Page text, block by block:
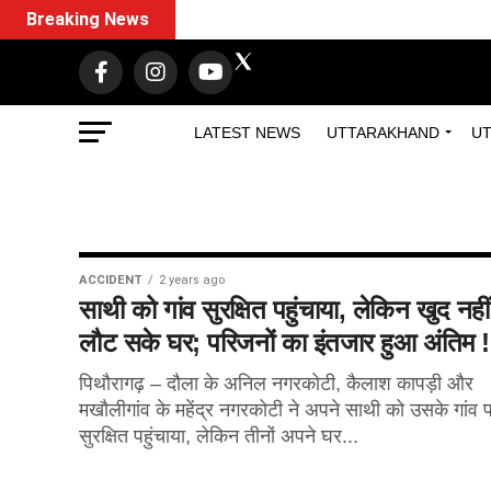
LATEST NEWS UTTARAKHAND
Breaking News
ACCIDENT 2 years ago
साथी को गांव सुरक्षित पहुंचाया, लेकिन खुद नहीं
लौट सके घर; परिजनों का इंतजार हुआ अंतिम !
पिथौरागढ़ – दौला के अनिल नगरकोटी, कैलाश कापड़ी और
मखौलीगांव के महेंद्र नगरकोटी ने अपने साथी को उसके गांव
सुरक्षित पहुंचाया, लेकिन तीनों अपने घर...